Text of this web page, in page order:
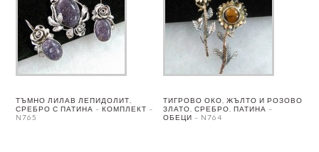
ТЪМНО ЛИЛАВ ЛЕПИДОЛИТ,
СРЕБРО С ПАТИНА – КОМПЛЕКТ –
N765
ТИГРОВО ОКО, ЖЪЛТО И РОЗОВО
ЗЛАТО, СРЕБРО, ПАТИНА –
ОБЕЦИ – N764